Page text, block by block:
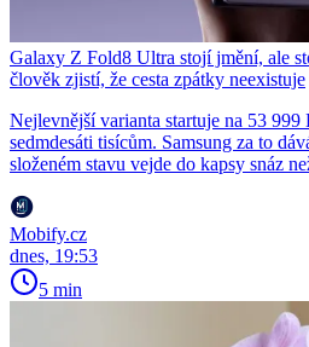
Galaxy Z Fold8 Ultra stojí jmění, ale
člověk zjistí, že cesta zpátky neexistuje
Nejlevnější varianta startuje na 53
sedmdesáti tisícům. Samsung za to
složeném stavu vejde do kapsy snáz
Mobify.cz
dnes, 19:53
5 min